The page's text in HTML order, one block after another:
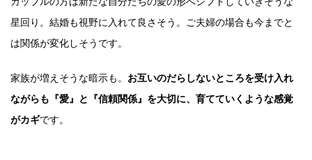
星回り。結婚も視野に入れて良さそう。ご夫婦の場合も今までと
は関係が変化しそうです。
家族が増えそうな暗示も。 お互いのだらしないところを受け入れ
ながらも『愛』と『信頼関係』を大切に、育てていくような感覚
がカギです。